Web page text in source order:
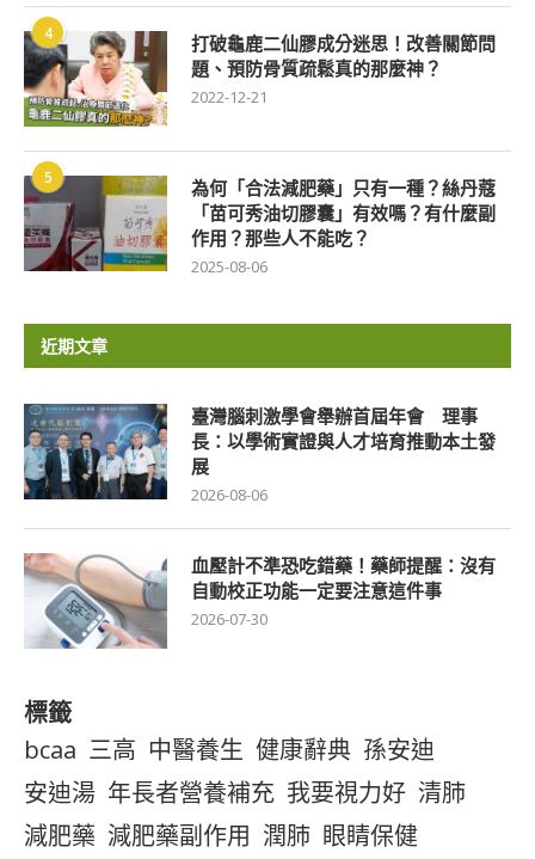
4
打破龜鹿二仙膠成分迷思！改善關節問
題、預防骨質疏鬆真的那麼神？
2022-12-21
5
為何「合法減肥藥」只有一種？絲丹蔻
「苗可秀油切膠囊」有效嗎？有什麼副
作用？那些人不能吃？
2025-08-06
近期文章
臺灣腦刺激學會舉辦首屆年會 理事
長：以學術實證與人才培育推動本土發
展
2026-08-06
血壓計不準恐吃錯藥！藥師提醒：沒有
自動校正功能一定要注意這件事
2026-07-30
標籤
bcaa 三高 中醫養生 健康辭典 孫安迪
安迪湯 年長者營養補充 我要視力好 清肺
減肥藥 減肥藥副作用 潤肺 眼睛保健